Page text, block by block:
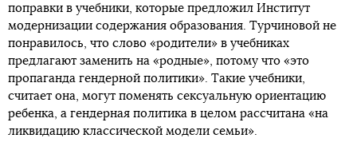
поправки в учебники, которые предложил Институт
модернизации содержания образования. Турчиновой не
понравилось, что слово «родители» в учебниках
предлагают заменить на «родные», потому что «это
пропаганда гендерной политики». Такие учебники,
считает она, могут поменять сексуальную ориентацию
ребенка, а гендерная политика в целом рассчитана «на
ликвидацию классической модели семьи».